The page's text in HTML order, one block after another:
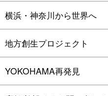
横浜・神奈川から世界へ
地方創生プロジェクト
YOKOHAMA再発見